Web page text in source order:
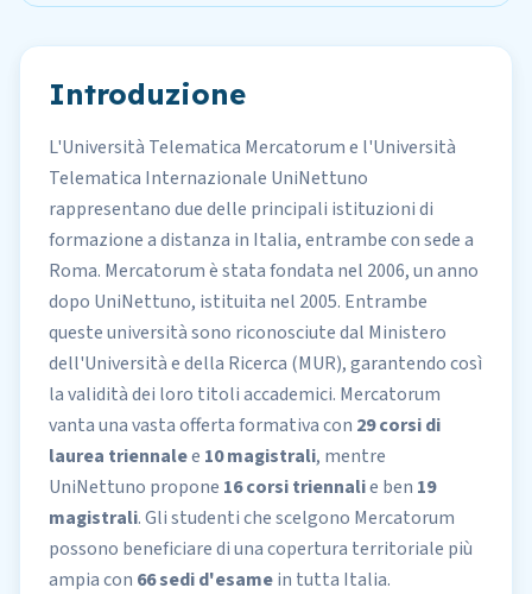
Introduzione
L'Università Telematica Mercatorume l'Università
Telematica Internazionale UniNettuno
rappresentano due delle principali istituzioni di
formazione a distanza in Italia, entrambe con sede a
Roma. Mercatorum è stata fondata nel 2006, un anno
dopo UniNettuno, istituita nel 2005. Entrambe
queste università sono riconosciute dal Ministero
dell'Università e della Ricerca (MUR), garantendo così
la validità dei loro titoli accademici. Mercatorum
vanta una vasta offerta formativa con 29 corsi di
laurea triennalee 10 magistrali, mentre
UniNettuno propone 16 corsi triennalie ben 19
magistrali. Gli studenti che scelgono Mercatorum
possono beneficiare di una copertura territoriale più
ampia con 66 sedi d'esamein tutta Italia.